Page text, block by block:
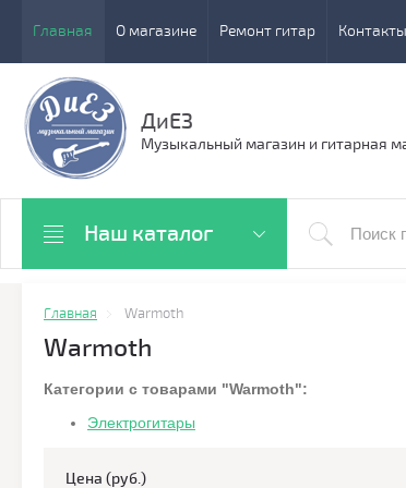
Главная О магазине Ремонт гитар Контакты
ДиЕЗ
Музыкальный магазин и гитарная
Наш каталог
Главная Warmoth
Warmoth
Категории с товарами "Warmoth":
Электрогитары
Цена (руб.)